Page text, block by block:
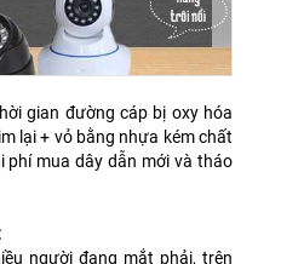
gian đường cáp bị oxy hóa
lại + vỏ bằng nhựa kém chất
phí mua dây dẫn mới và tháo
người đang mắt phải, trên